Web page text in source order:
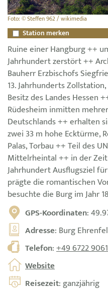
Foto: © Steffen 962 / wikimedia
Station merken
Ruine einer Hangburg ++
Jahrhundert zerstört ++
Bauherr Erzbischofs
13. Jahrhunderts
Besitz des Landes Hessen
Rüdesheim inmitten
Deutschlands ++ erhalten
zwei 33 m hohe Ecktürme,
Palas, Torbau ++ Teil des
Mittelrheintal ++ in der
Jahrhundert Ausflugsziel
prägte die romantischen
besuchte die Burg im Jahr
GPS-Koordinaten:
Adresse: Burg
Telefon:+49 6722
Website
Reisezeit: ganzjährig